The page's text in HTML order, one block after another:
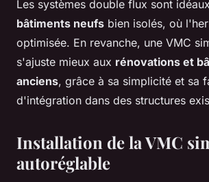
Les systèmes double flux sont
bâtiments neufs bien isolés, où
optimisée. En revanche, une VMC
s'ajuste mieux aux rénovations et
anciens, grâce à sa simplicité et sa
d'intégration dans des structures
Installation de la VMC
autoréglable